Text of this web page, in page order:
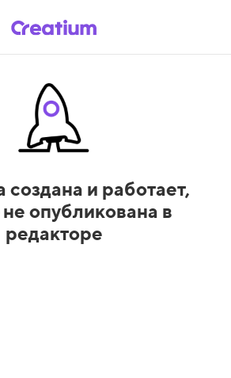
создана и работает,
опубликована в
редакторе